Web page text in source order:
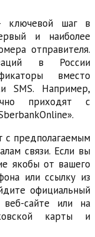
ключевой шаг в
и наиболее
отправителя.
в России
вместо
SMS. Например,
приходят с
с предполагаемым
связи. Если вы
якобы от вашего
или ссылку из
официальный
сайте или на
карты и